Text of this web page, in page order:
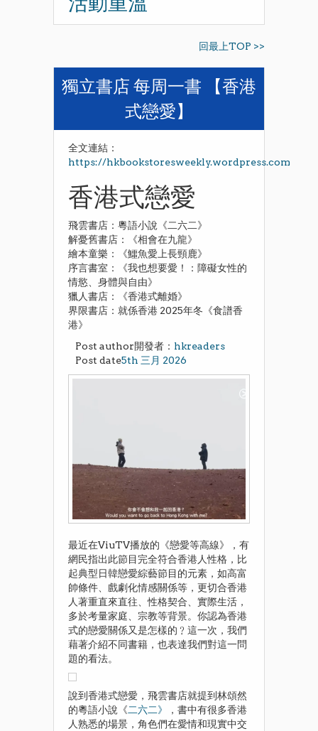
回最上TOP >>
獨立書店 每周一書 【香港
式戀愛】
全文連結：
https://hkbookstoresweekly.wordpress.com
香港式戀愛
飛雲書店：粵語小說《二六二》
解憂舊書店：《相會在九龍》
繪本童樂：《鱷魚愛上長頸鹿》
序言書室：《我也想要愛！：障礙女性的
情慾、身體與自由》
獵人書店：《香港式離婚》
界限書店：就係香港 2025年冬《食譜香
港》
Post author開發者： hkreaders
Post date5th 三月 2026
最近在ViuTV播放的《戀愛等高線》，有
網民指出此節目完全符合香港人性格，比
起典型日韓戀愛綜藝節目的元素，如高富
帥條件、戲劇化情感關係等，更切合香港
人著重直來直往、性格契合、實際生活，
多於考量家庭、宗教等背景。你認為香港
式的戀愛關係又是怎樣的﹖這一次，我們
藉著介紹不同書籍，也表達我們對這一問
題的看法。
說到香港式戀愛，飛雲書店就提到林頌然
的粵語小說《二六二》
，書中有很多香港
人熟悉的場景，角色們在愛情和現實中交